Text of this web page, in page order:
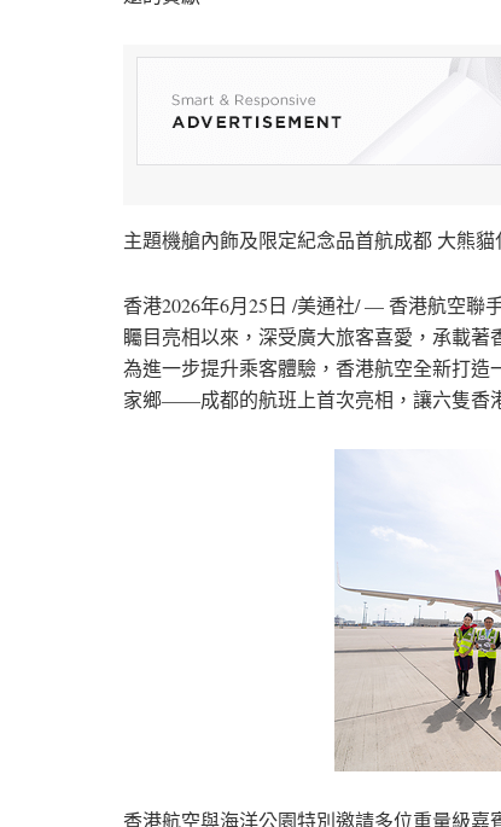
主題機艙內飾及限定紀念品首航成都 大熊
香港2026年6月25日 /美通社/ — 香港航空聯
矚目亮相以來，深受廣大旅客喜愛，承載
為進一步提升乘客體驗，香港航空全新打造
家鄉——成都的航班上首次亮相，讓六隻香
香港航空與海洋公園特別邀請多位重量級嘉